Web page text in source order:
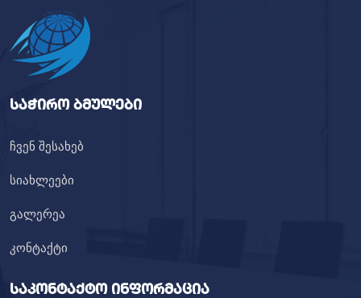
საჭირო ბმულები
ჩვენ შესახებ
სიახლეები
გალერეა
კონტაქტი
საკონტაქტო ინფორმაცია